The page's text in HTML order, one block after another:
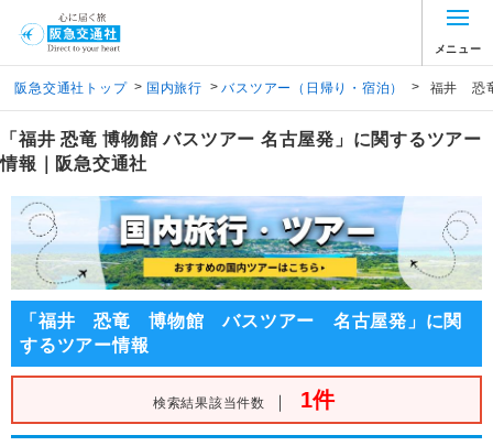
メニュー
阪急交通社トップ > 国内旅行 > バスツアー（日帰り・宿泊） > 福井 恐
「福井 恐竜 博物館 バスツアー 名古屋発」に関するツアー
情報｜阪急交通社
「福井 恐竜 博物館 バスツアー 名古屋発」に関
するツアー情報
検索結果該当件数 ｜ 1件